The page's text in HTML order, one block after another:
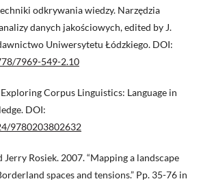
odkrywania wiedzy. Narzędzia
danych jakościowych, edited by J.
Uniwersytetu Łódzkiego. DOI:
7969-549-2.10
Corpus Linguistics: Language in
DOI:
9780203802632
Jerry Rosiek. 2007. “Mapping a landscape
spaces and tensions.” Pp. 35-76 in